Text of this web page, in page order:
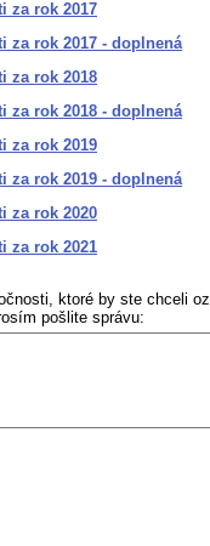
za rok 2017
za rok 2017 - doplnená
za rok 2018
za rok 2018 - doplnená
za rok 2019
za rok 2019 - doplnená
za rok 2020
za rok 2021
ktoré by ste chceli
pošlite správu: